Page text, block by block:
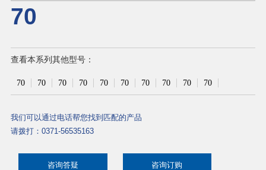
70
查看本系列其他型号：
70 70 70 70 70 70 70 70 70 70
我们可以通过电话帮您找到匹配的产品
请拨打：0371-56535163
咨询答疑 咨询订购